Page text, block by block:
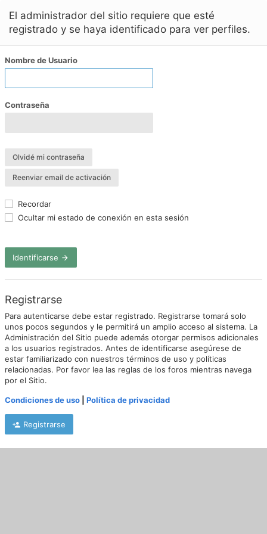
El administrador del sitio requiere que esté
registrado y se haya identificado para ver perfiles.
Nombre de Usuario
Contraseña
Olvidé mi contraseña
Reenviar email de activación
Recordar
Ocultar mi estado de conexión en esta sesión
Identificarse
Registrarse
Para autenticarse debe estar registrado. Registrarse tomará solo
unos pocos segundos y le permitirá un amplio acceso al sistema. La
Administración del Sitio puede además otorgar permisos adicionales
a los usuarios registrados. Antes de identificarse asegúrese de
estar familiarizado con nuestros términos de uso y políticas
relacionadas. Por favor lea las reglas de los foros mientras navega
por el Sitio.
Condiciones de uso Política de privacidad
Registrarse